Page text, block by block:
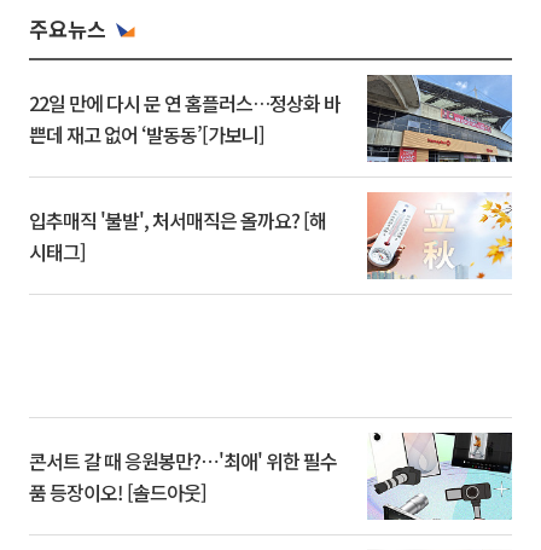
주요뉴스
22일 만에 다시 문 연 홈플러스…정상화 바
쁜데 재고 없어 ‘발동동’[가보니]
입추매직 '불발', 처서매직은 올까요? [해
시태그]
콘서트 갈 때 응원봉만?⋯'최애' 위한 필수
품 등장이오! [솔드아웃]